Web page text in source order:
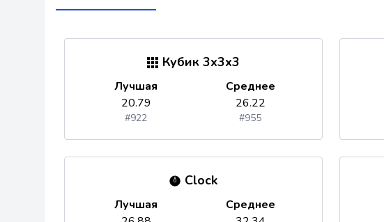
Кубик 3x3x3
Лучшая
20.79
#922
Среднее
26.22
#955
Clock
Лучшая
Среднее